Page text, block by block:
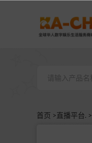
首页 >直播平台. >